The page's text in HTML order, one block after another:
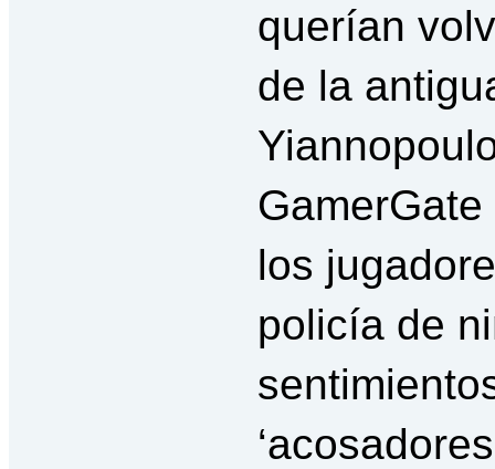
querían
de la
los
policía de